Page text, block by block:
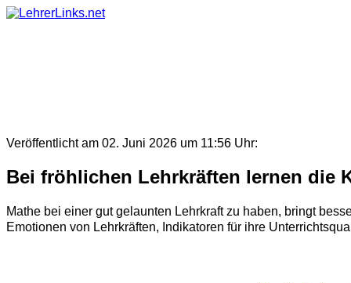
Skip
Veröffentlicht am 02. Juni 2026 um 11:56 Uhr:
Bei fröhlichen Lehrkräften lernen die
Mathe bei einer gut gelaunten Lehrkraft zu haben, bringt
Emotionen von Lehrkräften, Indikatoren für ihre